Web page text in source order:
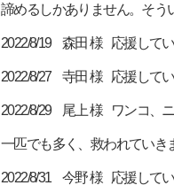
諦めるしかありません。そう
2022/8/19 森田 様 応援して
2022/8/27 寺田 様 応援してい
2022/8/29 尾上 様 ワンコ、
一匹でも多く、救われていき
2022/8/31 今野 様 応援してい